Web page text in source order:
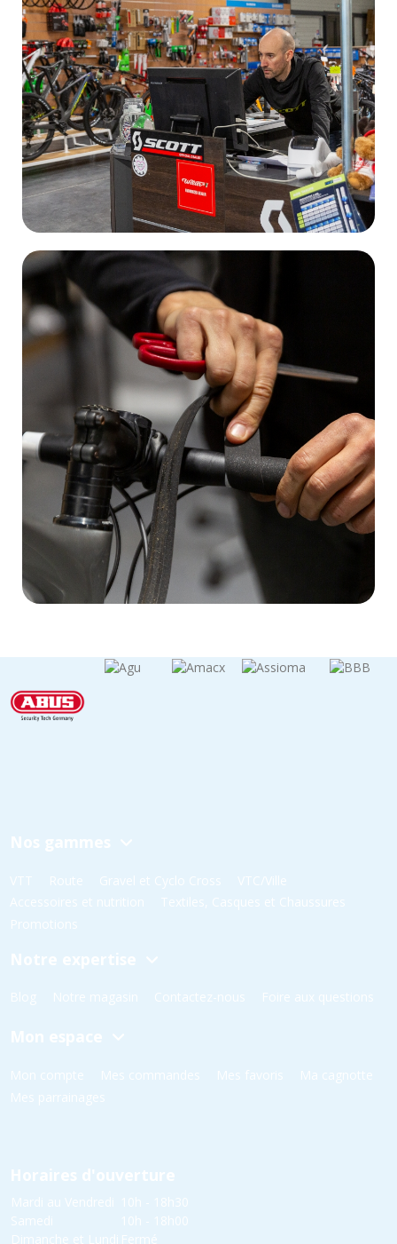
Nos gammes
VTT Route Gravel et Cyclo Cross
VTC/Ville
Accessoires et nutrition
Textiles, Casques et Chaussures
Promotions
Notre expertise
Blog Notre magasin Contactez-nous Foire aux questions
Mon espace
Mon compte Mes commandes Mes favoris
Ma cagnotte
Mes parrainages
Horaires d'ouverture
Mardi au Vendredi
10h - 18h30
Samedi
10h - 18h00
Dimanche et Lundi Fermé